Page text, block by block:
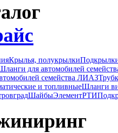
Крылья, полукрылки
для автомобилей
семейства ЛИАЗ
и топливныеШланги
ШайбыЭлементРТИ